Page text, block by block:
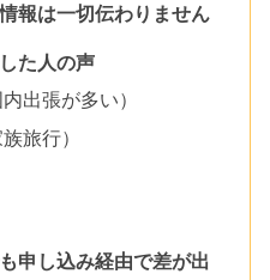
報は一切伝わりません
た人の声
出張が多い）
旅行）
申し込み経由で差が出